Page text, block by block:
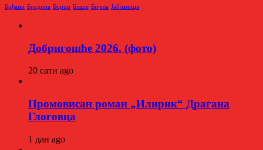
Брђани Брадина Борци Блаце Бијела Јабланица
Добригошће 2026. (фото)
20 сати ago
Промовисан роман „Илирик“ Драгана
Глоговца
1 дан ago